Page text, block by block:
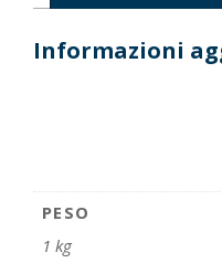
Informazioni
PESO
1 kg